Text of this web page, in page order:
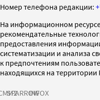
Номер телефона редакции:
На информационном
рекомендательные
предоставления
систематизации и анализа
к предпочтениям
находящихся на
SPARROWINFOX